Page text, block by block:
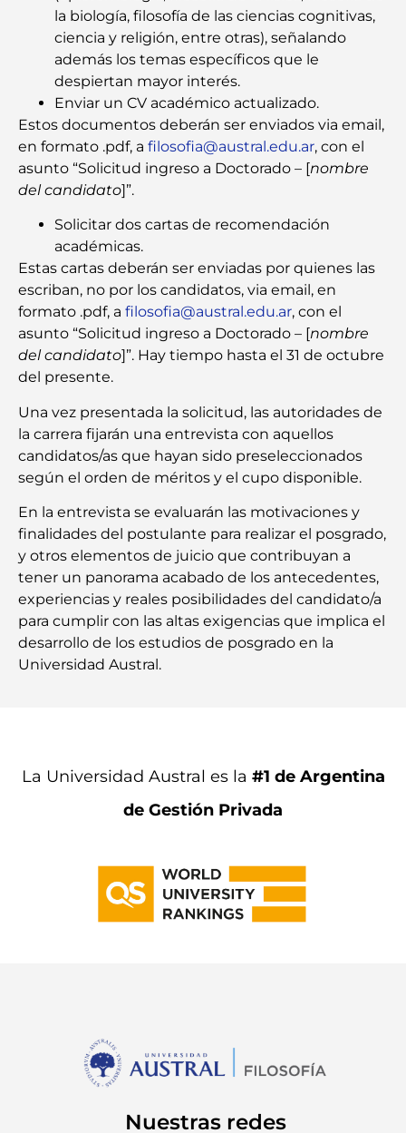
la biología, filosofía de las ciencias cognitivas,
ciencia y religión, entre otras), señalando
además los temas específicos que le
despiertan mayor interés.
Enviar un CV académico actualizado.
Estos documentos deberán ser enviados via email,
en formato .pdf, a filosofia@austral.edu.ar, con el
asunto “Solicitud ingreso a Doctorado – [nombre
del candidato]”.
Solicitar dos cartas de recomendación
académicas.
Estas cartas deberán ser enviadas por quienes las
escriban, no por los candidatos, via email, en
formato .pdf, a filosofia@austral.edu.ar, con el
asunto “Solicitud ingreso a Doctorado – [nombre
del candidato]”. Hay tiempo hasta el 31 de octubre
del presente.
Una vez presentada la solicitud, las autoridades de
la carrera fijarán una entrevista con aquellos
candidatos/as que hayan sido preseleccionados
según el orden de méritos y el cupo disponible.
En la entrevista se evaluarán las motivaciones y
finalidades del postulante para realizar el posgrado,
y otros elementos de juicio que contribuyan a
tener un panorama acabado de los antecedentes,
experiencias y reales posibilidades del candidato/a
para cumplir con las altas exigencias que implica el
desarrollo de los estudios de posgrado en la
Universidad Austral.
La Universidad Austral es la #1 de Argentina
de Gestión Privada
Nuestras redes